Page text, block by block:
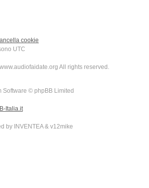
cookie
UTC
All rights reserved.
Software © phpBB Limited
Italia.it
by INVENTEA & v12mike